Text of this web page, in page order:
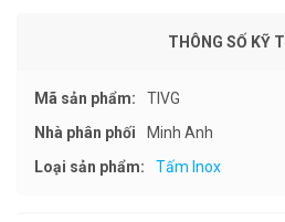
THÔNG SỐ KỸ
Mã sản phẩm:
TIVG
Nhà phân phối
Minh Anh
Loại sản phẩm:
Tấm Inox